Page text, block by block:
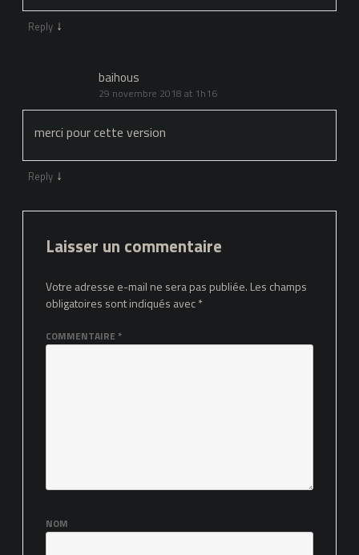
Reply ↓
baihous
29 novembre 2018 at 1h16
merci pour cette version
Reply ↓
Laisser un commentaire
Votre adresse e-mail ne sera pas publiée. Les champs
obligatoires sont indiqués avec*
COMMENTAIRE *
NOM